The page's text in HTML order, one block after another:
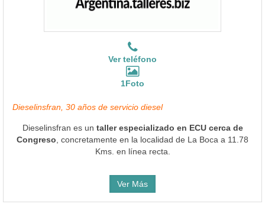
Ver teléfono
1Foto
Dieselinsfran, 30 años de servicio diesel
Dieselinsfran es un taller especializado en ECU cerca de
Congreso , concretamente en la localidad de La Boca a 11.78
Kms. en línea recta.
Ver Más